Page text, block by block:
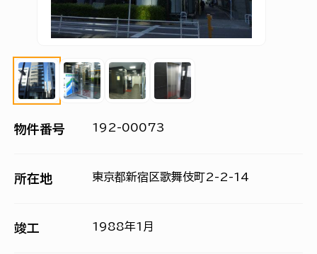
物件番号 192-00073
所在地 東京都新宿区歌舞伎町2-2-14
竣工 1988年1月